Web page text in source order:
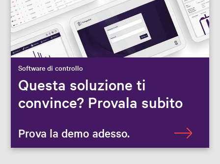
Software di controllo
Questa soluzione ti
convince? Provala subito
Prova la demo adesso.